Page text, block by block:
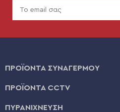
ΠΡΟΪΟΝΤΑ ΣΥΝΑΓΕΡΜΟΥ
ΠΡΟΪΟΝΤΑ CCTV
ΠΥΡΑΝΙΧΝΕΥΣΗ